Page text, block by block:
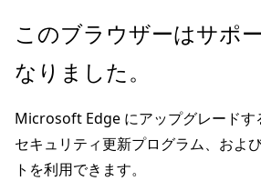
メ
ン
ン
テ
ン
このブラウザーはサポ
なりました。
Microsoft Edge にアップグレードす
セキュリティ更新プログラム、およ
トを利用できます。